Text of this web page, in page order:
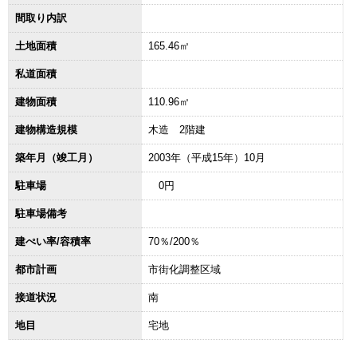
間取り内訳
土地面積 165.46㎡
私道面積
建物面積 110.96㎡
建物構造規模 木造 2階建
築年月（竣工月） 2003年（平成15年）10月
駐車場 0円
駐車場備考
建ぺい率/容積率 70％/200％
都市計画 市街化調整区域
接道状況 南
地目 宅地